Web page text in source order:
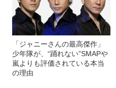
「ジャニーさんの最高傑作」
少年隊が、“踊れない”SMAPや
嵐よりも評価されている本当
の理由